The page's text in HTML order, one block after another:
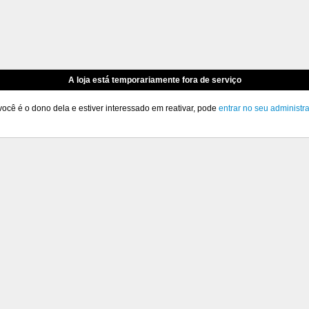
A loja está temporariamente fora de serviço
é o dono dela e estiver interessado em reativar, pode entrar no seu